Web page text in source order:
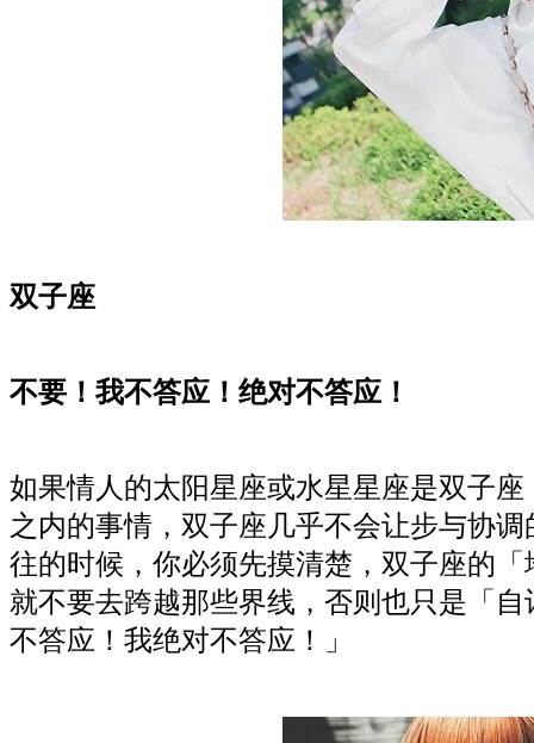
双子座
不要！我不答应！绝对不答应！
如果情人的太阳星座或水星星座是双子
之内的事情，双子座几乎不会让步与协
往的时候，你必须先摸清楚，双子座的
就不要去跨越那些界线，否则也只是「
不答应！我绝对不答应！」